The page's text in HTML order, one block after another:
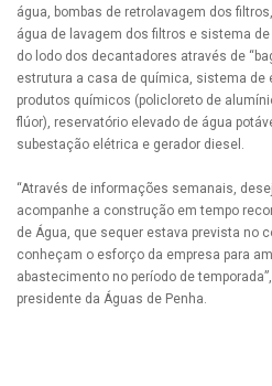
água, bombas de retrolavagem dos
água de lavagem dos filtros e sistema
do lodo dos decantadores através de
estrutura a casa de química, sistema de
produtos químicos (policloreto de
flúor), reservatório elevado de água
subestação elétrica e gerador diesel.
“Através de informações semanais,
acompanhe a construção em tempo
de Água, que sequer estava prevista no
conheçam o esforço da empresa para
abastecimento no período de
presidente da Águas de Penha.